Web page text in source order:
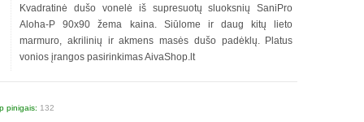
Kvadratinė dušo vonelė iš supresuotų sluoksnių SaniPro
Aloha-P 90x90 žema kaina. Siūlome ir daug kitų lieto
marmuro, akrilinių ir akmens masės dušo padėklų. Platus
vonios įrangos pasirinkimas AivaShop.lt
pinigais: 132